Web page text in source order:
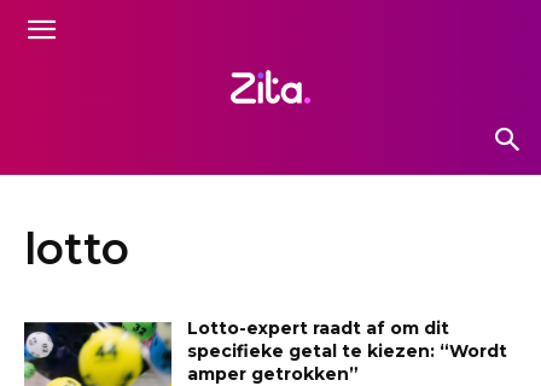
lotto
Lotto-expert raadt af om dit
specifieke getal te kiezen: “Wordt
amper getrokken”